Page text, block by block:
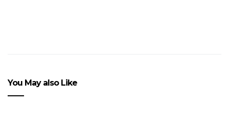
You May also Like